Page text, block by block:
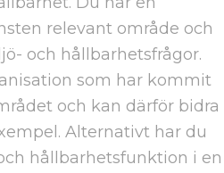
relevant område och
och hållbarhetsfrågor.
som har kommit
och kan därför bidra
Alternativt har du
hållbarhetsfunktion i en